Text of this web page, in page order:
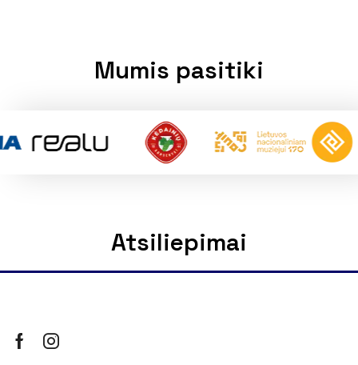
Mumis pasitiki
Atsiliepimai